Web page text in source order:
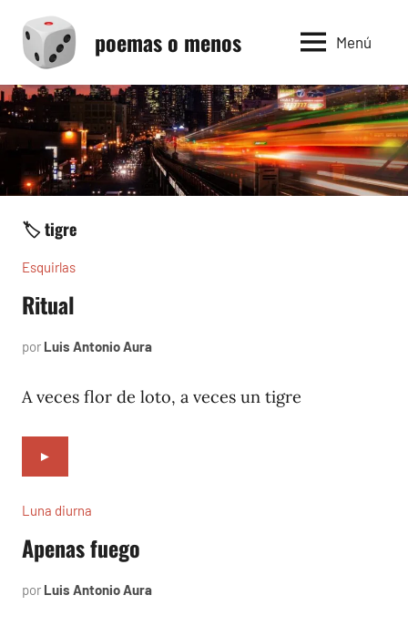
contenido
poemas o menos Menú
🏷️ tigre
Esquirlas
Ritual
por Luis Antonio Aura
2025
A veces flor de loto, a veces un tigre
►
Luna diurna
Apenas fuego
por Luis Antonio Aura